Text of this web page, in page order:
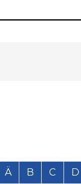
Ä B C D